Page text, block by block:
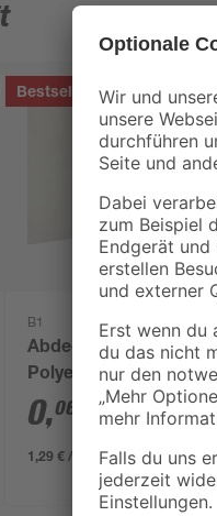
Bestseller
B1
Abdeckplane
Polyethylen
transparent 4 x 5 m
0,06
/ m²
1,29 € / Pack